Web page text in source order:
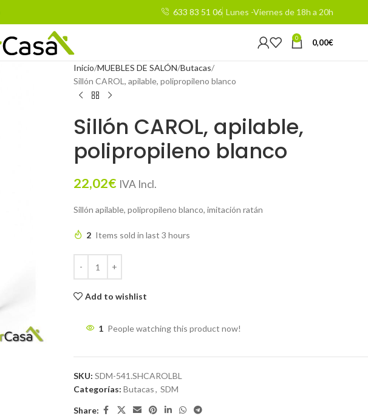
633 83 51 06 Lunes -Viernes de 18h a 20h
0 0,00€
Inicio MUEBLES DE SALÓN Butacas
Sillón CAROL, apilable, polipropileno blanco
Sillón CAROL, apilable,
polipropileno blanco
22,02€ IVA Incl.
Sillón apilable, polipropileno blanco, imitación ratán
2 Items sold in last 3 hours
Add to wishlist
1 People watching this product now!
SKU: SDM-541.SHCAROLBL
Categorías: Butacas, SDM
Share: